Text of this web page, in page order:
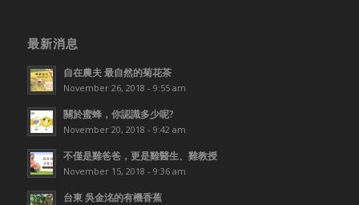
最新消息
自在農夫 最自然的菊花茶
November 26, 2018 - 9:55 am
關於蜜蜂，你認識多少呢?
November 20, 2018 - 9:42 am
不僅是雞爸爸，更是雞醫生、雞教授
November 15, 2018 - 9:36 am
台東 吳金洺的有機香蕉